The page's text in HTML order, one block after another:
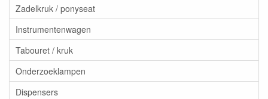
Zadelkruk / ponyseat
Instrumentenwagen
Tabouret / kruk
Onderzoeklampen
Dispensers